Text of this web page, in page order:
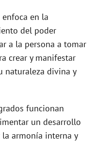
en la
del poder
a la persona a tomar
crear y manifestar
naturaleza divina y
funcionan
un desarrollo
armonía interna y